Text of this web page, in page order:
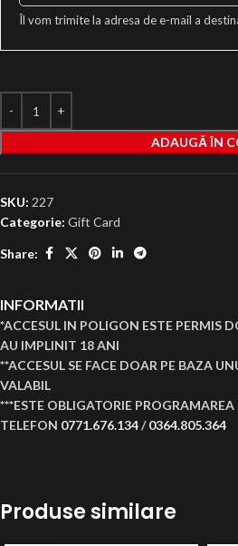
Îl vom trimite la adresa de e-mail a
ADAUGĂ ÎN
SKU: 227
Categorie: Gift Card
Share:
INFORMATII
*ACCESUL IN POLIGON ESTE PERMIS
AU IMPLINIT 18 ANI
**ACCESUL SE FACE DOAR PE BAZA
VALABIL
***ESTE OBLIGATORIE
TELEFON 0771.676.134/0364.805.364
Produse similare